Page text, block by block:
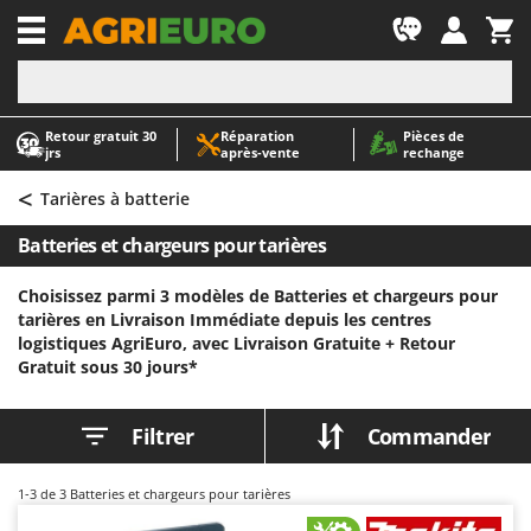
Retour gratuit 30
jrs
Réparation
après‑vente
Pièces de
rechange
-1
A
Abris de jardin
Accessoires pour tracteurs tondeuses autoportés
Aérateurs Scarificateurs pour gazon
Arracheuses de pommes de terre pour tracteur
Aspirateurs - Balais Électriques
Aspirateurs à cendres
Aspirateurs à feuilles sur roues
Aspirateurs de piscine
Aspirateurs Multifonctions
Atomiseurs pour traitements
A
AgriEuro Premium
AgriEuro TOP-LINE
AGT
Aima
Airmec
AL-KO
ALA 2000
Alce
< Tarières à batterie
Batteries et chargeurs pour tarières
Choisissez parmi 3 modèles de Batteries et chargeurs pour
tarières en Livraison Immédiate depuis les centres
logistiques AgriEuro, avec Livraison Gratuite + Retour
Gratuit sous 30 jours*
Filtrer Commander
1-3 de 3 Batteries et chargeurs pour tarières